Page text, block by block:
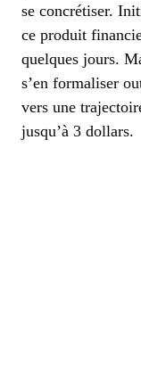
se concrétiser.
ce produit
quelques jours.
s’en formaliser
vers une
jusqu’à 3 dollars.